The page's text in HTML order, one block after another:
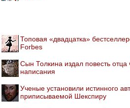
Топовая «двадцатка»
Forbes
Сын Толкина издал повесть отца
написания
Ученые установили истинного
приписываемой Шекспиру